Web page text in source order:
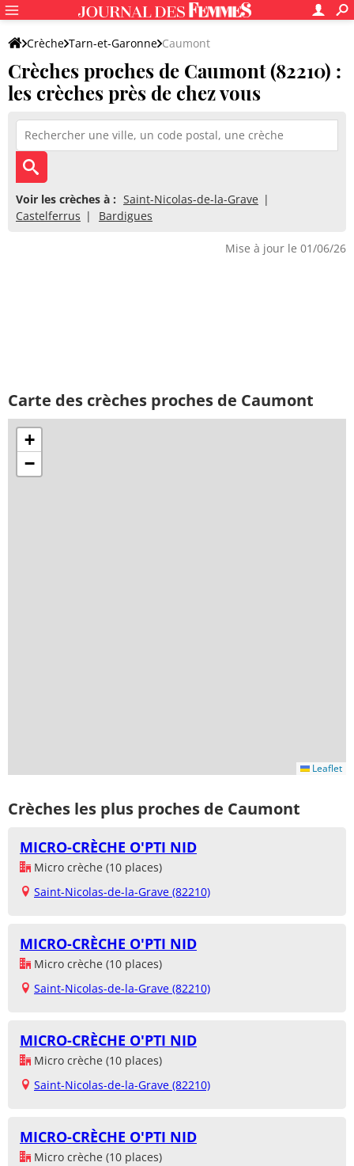
Crèche Tarn-et-Garonne Caumont
Crèches proches de Caumont (82210) :
les crèches près de chez vous
Voir les crèches à : Saint-Nicolas-de-la-Grave
Castelferrus
Bardigues
Mise à jour le 01/06/26
Carte des crèches proches de Caumont
+
−
Leaflet
Crèches les plus proches de Caumont
MICRO-CRÈCHE O'PTI NID
Micro crèche (10 places)
Saint-Nicolas-de-la-Grave (82210)
MICRO-CRÈCHE O'PTI NID
Micro crèche (10 places)
Saint-Nicolas-de-la-Grave (82210)
MICRO-CRÈCHE O'PTI NID
Micro crèche (10 places)
Saint-Nicolas-de-la-Grave (82210)
MICRO-CRÈCHE O'PTI NID
Micro crèche (10 places)